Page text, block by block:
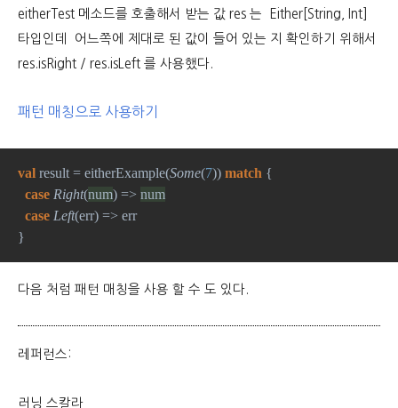
eitherTest 메소드를 호출해서 받는 값 res 는 Either[String, Int]
타입인데 어느쪽에 제대로 된 값이 들어 있는 지 확인하기 위해서
res.isRight / res.isLeft 를 사용했다.
패턴 매칭으로 사용하기
val result = eitherExample(Some(7)) match {
case Right(num) => num
case Left(err) => err
}
다음 처럼 패턴 매칭을 사용 할 수 도 있다.
레퍼런스:
러닝 스칼라